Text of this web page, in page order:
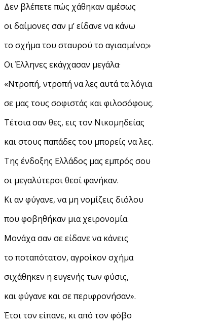
Δεν βλέπετε πώς χάθηκαν αμέσως
οι δαίμονες σαν μ’ είδανε να κάνω
το σχήμα του σταυρού το αγιασμένο;»
Οι Έλληνες εκάγχασαν μεγάλα·
«Ντροπή, ντροπή να λες αυτά τα λόγια
σε μας τους σοφιστάς και φιλοσόφους.
Τέτοια σαν θες, εις τον Νικομηδείας
και στους παπάδες του μπορείς να λες.
Της ένδοξης Ελλάδος μας εμπρός σου
οι μεγαλύτεροι θεοί φανήκαν.
Κι αν φύγανε, να μη νομίζεις διόλου
που φοβηθήκαν μια χειρονομία.
Μονάχα σαν σε είδανε να κάνεις
το ποταπότατον, αγροίκον σχήμα
σιχάθηκεν η ευγενής των φύσις,
και φύγανε και σε περιφρονήσαν».
Έτσι τον είπανε, κι από τον φόβο